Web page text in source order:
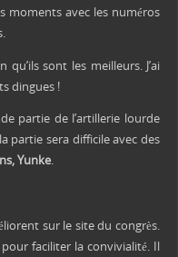
moments avec les numéros
qu’ils sont les meilleurs. J’ai
dingues !
partie de l’artillerie lourde
partie sera difficile avec des
Yunke.
sur le site du congrès.
faciliter la convivialité. Il